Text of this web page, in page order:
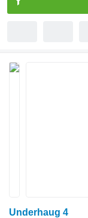
Underhaug 4